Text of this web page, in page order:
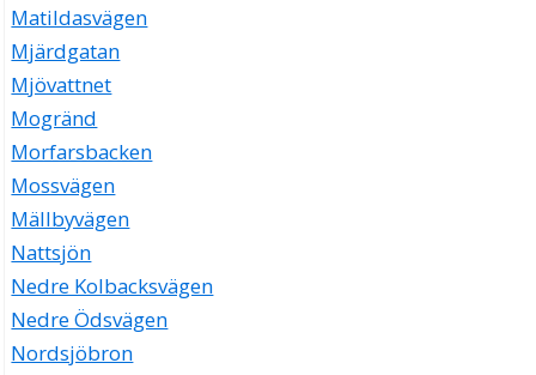
Matildasvägen
Mjärdgatan
Mjövattnet
Mogränd
Morfarsbacken
Mossvägen
Mällbyvägen
Nattsjön
Nedre Kolbacksvägen
Nedre Ödsvägen
Nordsjöbron